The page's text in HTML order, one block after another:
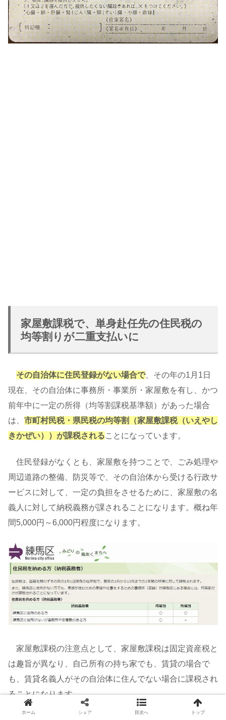
家屋敷課税で、単身赴任先の住民税の
均等割りが二重支払いに
その自治体に住民登録がない場合で、その年の1月1日
現在、その自治体に事務所・事業所・家屋敷を有し、かつ
前年中に一定の所得（均等割課税基準額）があった場合
は、 市町村民税・県民税の均等割（家屋敷課税（いえやし
きかぜい））が課税されることになっています。
住民登録がなくとも、家屋敷を持つことで、ごみ処理や
周辺道路の整備、防災等で、その自治体から受ける行政サ
ービスに対して、一定の負担をさせるために、家屋敷の名
義人に対して納税義務が課されることになります。概ね年
間5,000円～6,000円程度になります。
家屋敷課税の注意点として、家屋敷課税は固定資産税と
は趣旨が異なり、自己所有の持ち家でも、賃貸の場合で
も、賃貸名義人がその自治体に住んでない場合に課税され
ることになります。
ホーム シェア 目次へ トップ